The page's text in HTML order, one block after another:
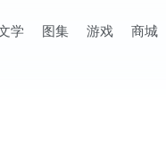
学 图集 游戏 商城